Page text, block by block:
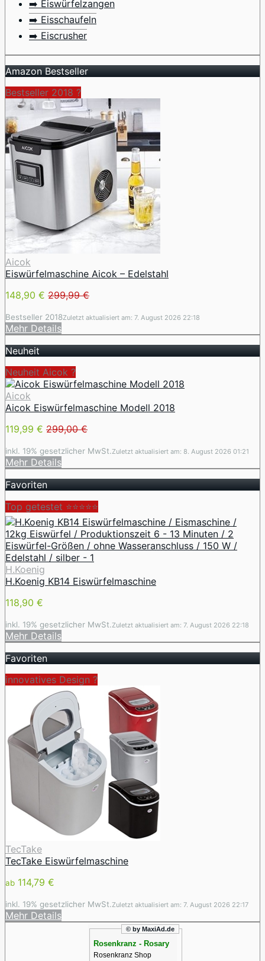
➡️ Eiswürfelzangen
➡️ Eisschaufeln
➡️ Eiscrusher
Amazon Bestseller
Bestseller 2018 ?
Aicok
Eiswürfelmaschine Aicok – Edelstahl
148,90 € 299,99 €
Bestseller 2018Zuletzt aktualisiert am: 7. August 2026 22:18
Mehr Details
Neuheit
Neuheit Aicok ?
Aicok
Aicok Eiswürfelmaschine Modell 2018
119,99 € 299,00 €
inkl. 19% gesetzlicher MwSt.Zuletzt aktualisiert am: 8. August 2026 01:21
Mehr Details
Favoriten
Top getestet ⭐⭐⭐⭐⭐
H.Koenig
H.Koenig KB14 Eiswürfelmaschine
118,90 €
inkl. 19% gesetzlicher MwSt.Zuletzt aktualisiert am: 7. August 2026 22:18
Mehr Details
Favoriten
innovatives Design ️?
TecTake
TecTake Eiswürfelmaschine
ab 114,79 €
inkl. 19% gesetzlicher MwSt.Zuletzt aktualisiert am: 7. August 2026 22:17
Mehr Details
© by MaxiAd.de
Rosenkranz - Rosary
Rosenkranz Shop